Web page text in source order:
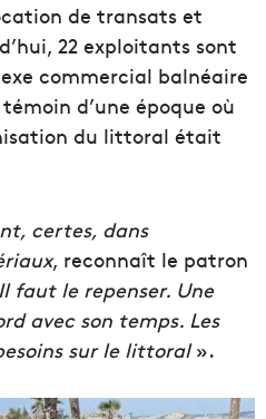
de transats et
22 exploitants sont
commercial balnéaire
d’une époque où
du littoral était
certes, dans
, reconnaît le patron
Il faut le repenser. Une
avec son temps. Les
sur le littoral».